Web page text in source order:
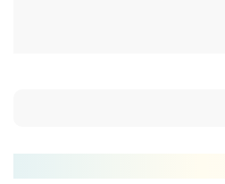
хорошей ценой.